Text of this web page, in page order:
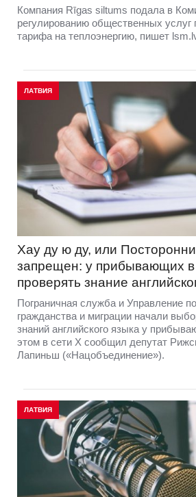
Компания Rīgas siltums подала в
регулированию общественных услуг
тарифа на теплоэнергию, пишет
ЛАТВИЯ
Хау ду ю ду, или
запрещен: у прибывающих в
проверять знание
Пограничная служба и Управление
гражданства и миграции начали
знаний английского языка у
этом в сети Х сообщил депутат
Лапиньш («Нацобъединение»).
ЛАТВИЯ